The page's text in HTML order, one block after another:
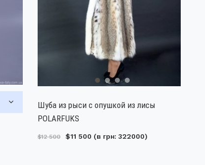
Шуба из рыси с опушкой из лисы
POLARFUKS
$12 500 $11 500 (в грн: 322000)